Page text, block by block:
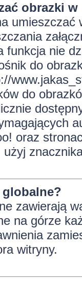
obrazki
umieszczać
funkcja nie
do
do
oraz
użyj
globalne?
zawierają
na górze
witryny.